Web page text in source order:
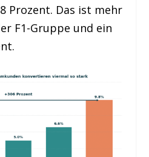
Prozent. Das ist mehr
F1-Gruppe und ein